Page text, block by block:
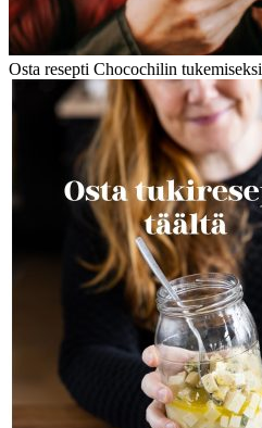
Osta resepti Chocochilin tukemiseksi